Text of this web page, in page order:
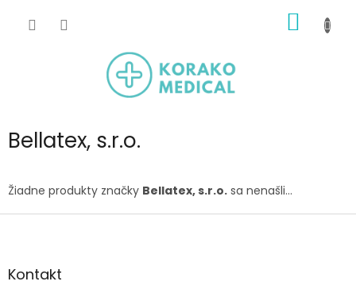
KOŠÍK
Bellatex, s.r.o.
Žiadne produkty značky Bellatex, s.r.o. sa nenašli...
Z
äKontakt